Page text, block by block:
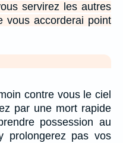
servirez les autres
vous accorderai point
contre vous le ciel
par une mort rapide
possession au
prolongerez pas vos